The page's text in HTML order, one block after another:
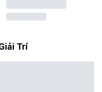
Trí